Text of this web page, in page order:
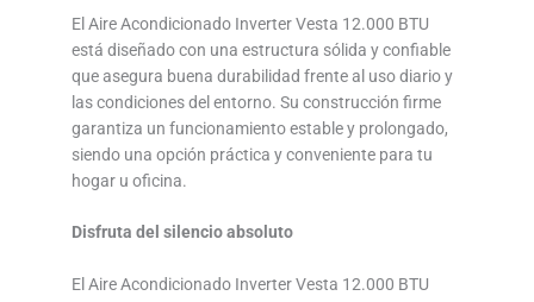
El Aire Acondicionado Inverter Vesta 12.000 BTU
está diseñado con una estructura sólida y confiable
que asegura buena durabilidad frente al uso diario y
las condiciones del entorno. Su construcción firme
garantiza un funcionamiento estable y prolongado,
siendo una opción práctica y conveniente para tu
hogar u oficina.
Disfruta del silencio absoluto
El Aire Acondicionado Inverter Vesta 12.000 BTU